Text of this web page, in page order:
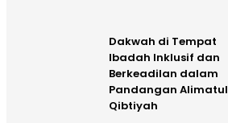
Dakwah di Tempat
Ibadah Inklusif dan
Berkeadilan dalam
Pandangan Alimatul
Qibtiyah